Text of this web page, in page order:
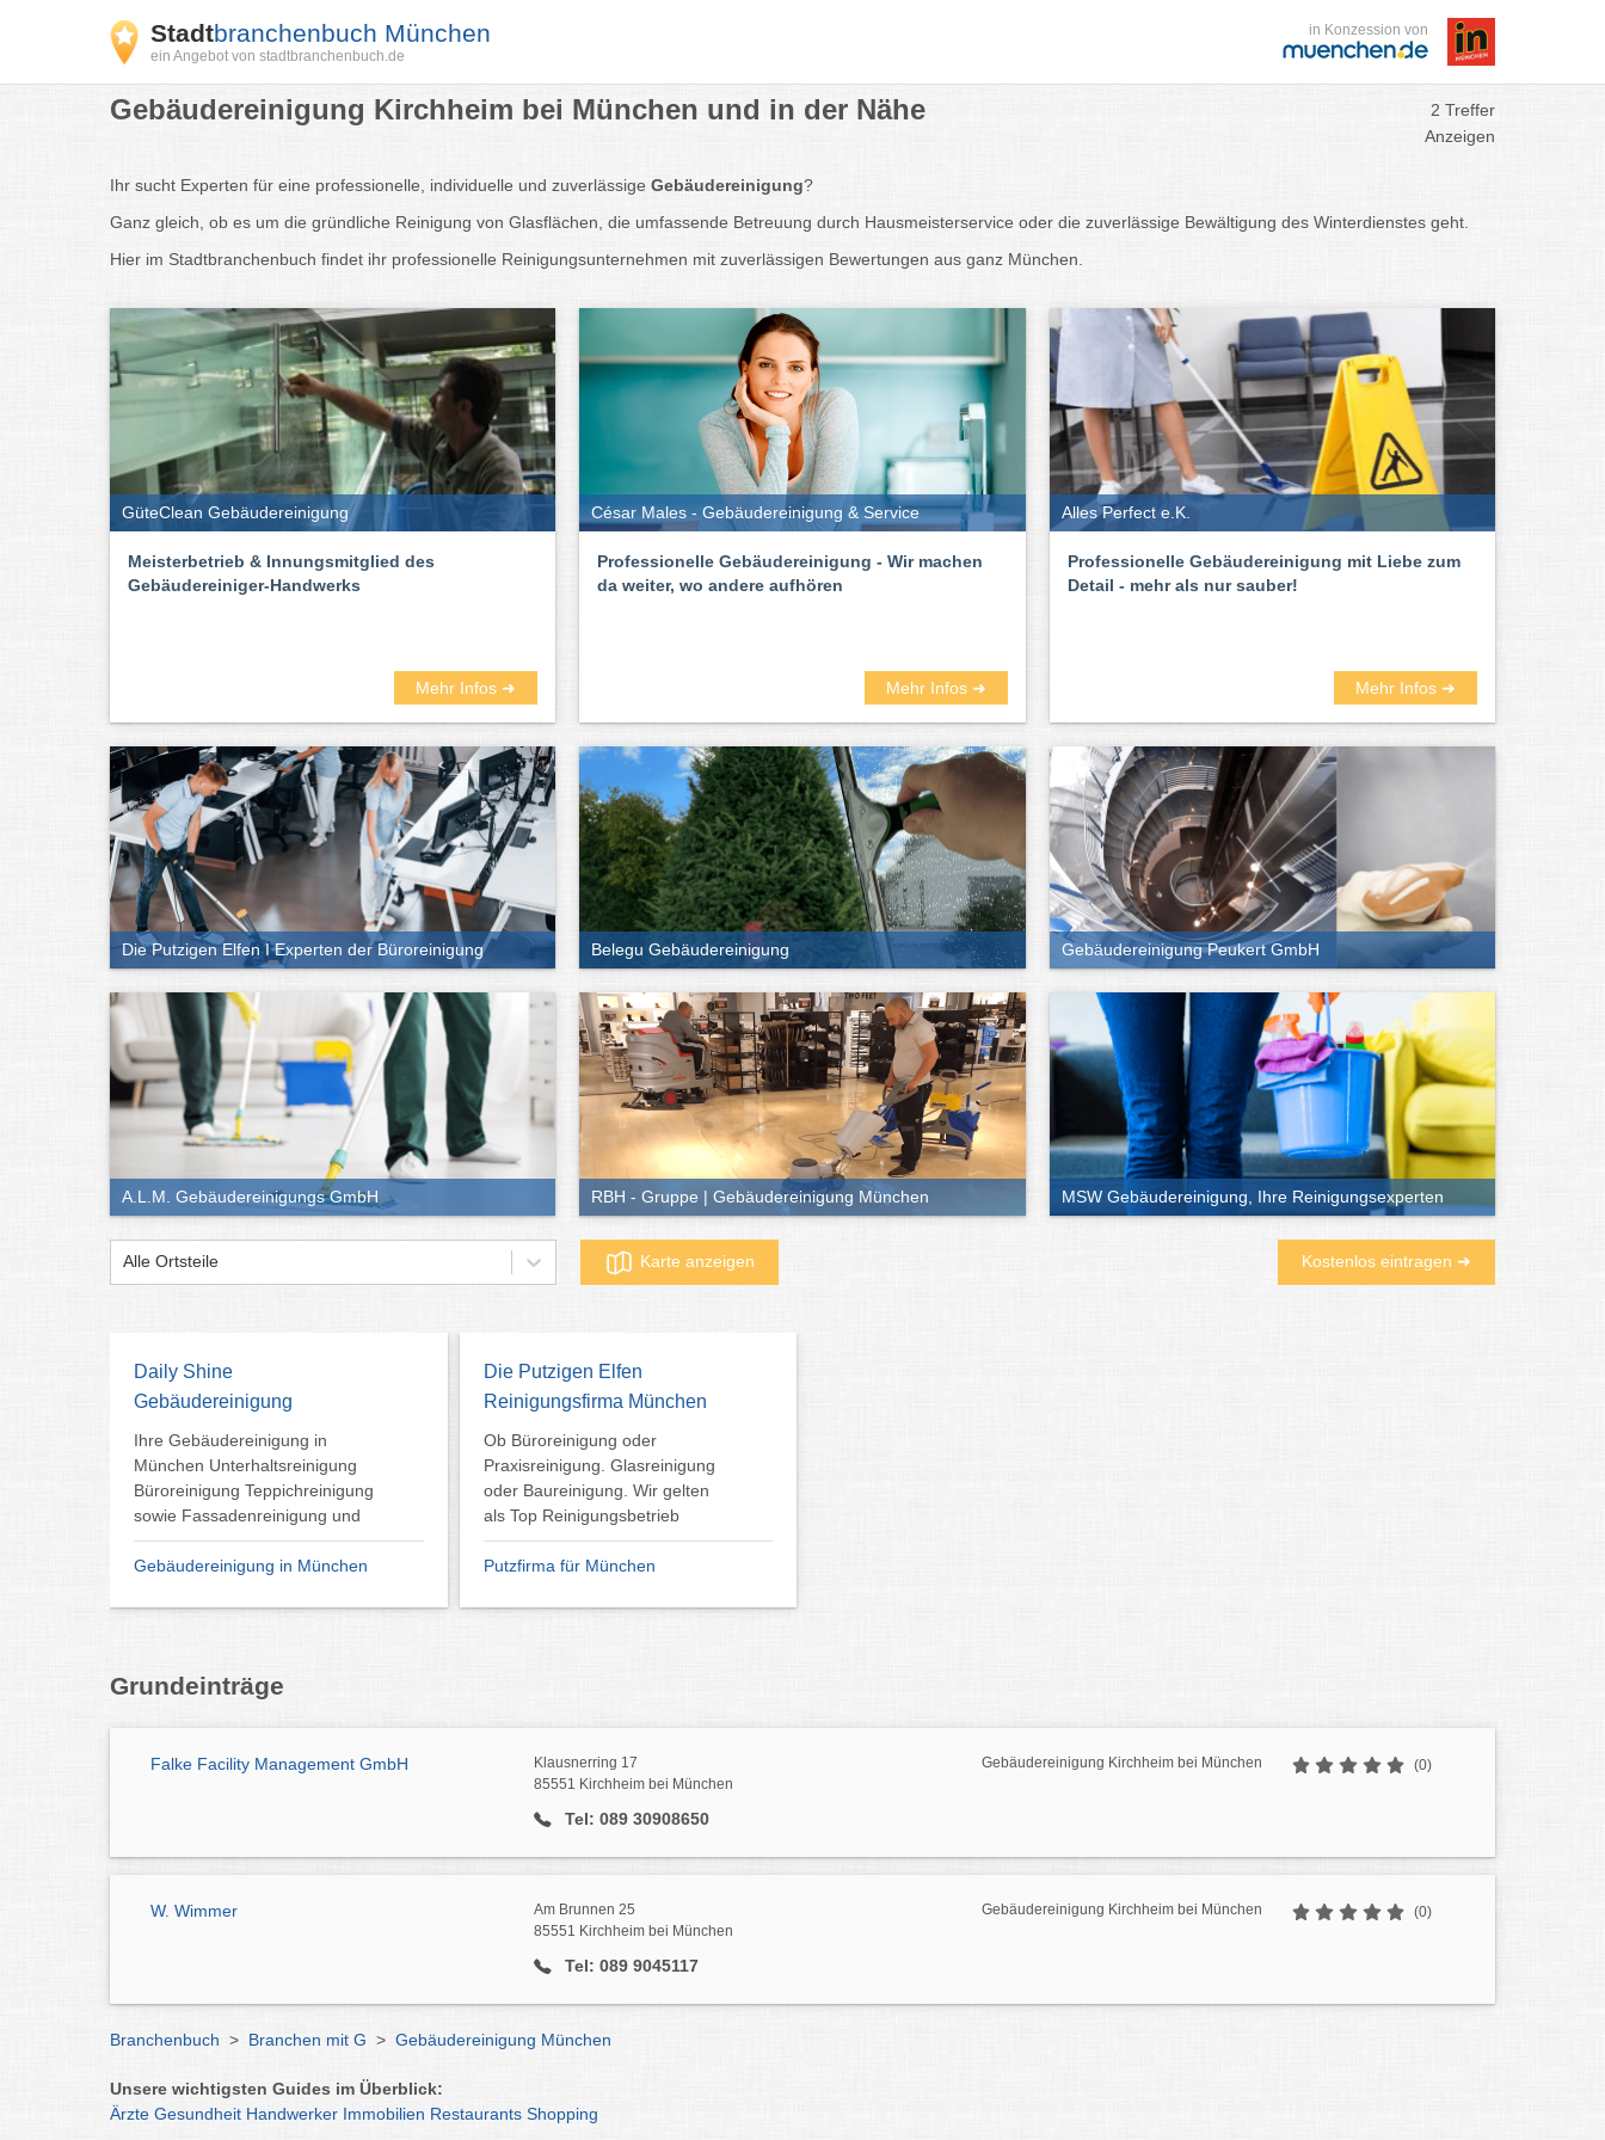
Stadtbranchenbuch München
ein Angebot von stadtbranchenbuch.de
in Konzession von
Gebäudereinigung Kirchheim bei München und in der Nähe
2 Treffer
Anzeigen
Ihr sucht Experten für eine professionelle, individuelle und zuverlässige Gebäudereinigung?
Ganz gleich, ob es um die gründliche Reinigung von Glasflächen, die umfassende Betreuung durch Hausmeisterservice oder die zuverlässige Bewältigung des Winterdienstes geht.
Hier im Stadtbranchenbuch findet ihr professionelle Reinigungsunternehmen mit zuverlässigen Bewertungen aus ganz München.
GüteClean Gebäudereinigung
Meisterbetrieb & Innungsmitglied des
Gebäudereiniger-Handwerks
Mehr Infos ➜
César Males - Gebäudereinigung & Service
Professionelle Gebäudereinigung - Wir machen
da weiter, wo andere aufhören
Mehr Infos ➜
Alles Perfect e.K.
Professionelle Gebäudereinigung mit Liebe zum
Detail - mehr als nur sauber!
Mehr Infos ➜
Die Putzigen Elfen I Experten der Büroreinigung Belegu Gebäudereinigung Gebäudereinigung Peukert GmbH
A.L.M. Gebäudereinigungs GmbH RBH - Gruppe | Gebäudereinigung München MSW Gebäudereinigung, Ihre Reinigungsexperten
Alle Ortsteile Karte anzeigen Kostenlos eintragen ➜
Daily Shine
Gebäudereinigung
Ihre Gebäudereinigung in
München Unterhaltsreinigung
Büroreinigung Teppichreinigung
sowie Fassadenreinigung und
Gebäudereinigung in München
Die Putzigen Elfen
Reinigungsfirma München
Ob Büroreinigung oder
Praxisreinigung. Glasreinigung
oder Baureinigung. Wir gelten
als Top Reinigungsbetrieb
Putzfirma für München
Grundeinträge
Falke Facility Management GmbH
Klausnerring 17
85551 Kirchheim bei München
Tel: 089 30908650
Gebäudereinigung Kirchheim bei München (0)
W. Wimmer
Am Brunnen 25
85551 Kirchheim bei München
Tel: 089 9045117
Gebäudereinigung Kirchheim bei München (0)
Branchenbuch > Branchen mit G > Gebäudereinigung München
Unsere wichtigsten Guides im Überblick:
Ärzte Gesundheit Handwerker Immobilien Restaurants Shopping